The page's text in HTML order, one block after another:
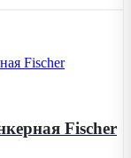
Fischer